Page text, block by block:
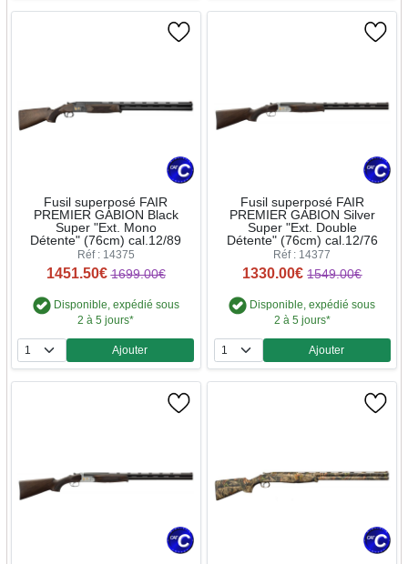
Fusil superposé FAIR
PREMIER GABION Black
Super "Ext. Mono
Détente" (76cm) cal.12/89
Réf : 14375
1451.50€ 1699.00€
Disponible, expédié sous
2 à 5 jours*
Quantité
Ajouter
Fusil superposé FAIR
PREMIER GABION Silver
Super "Ext. Double
Détente" (76cm) cal.12/76
Réf : 14377
1330.00€ 1549.00€
Disponible, expédié sous
2 à 5 jours*
Quantité
Ajouter